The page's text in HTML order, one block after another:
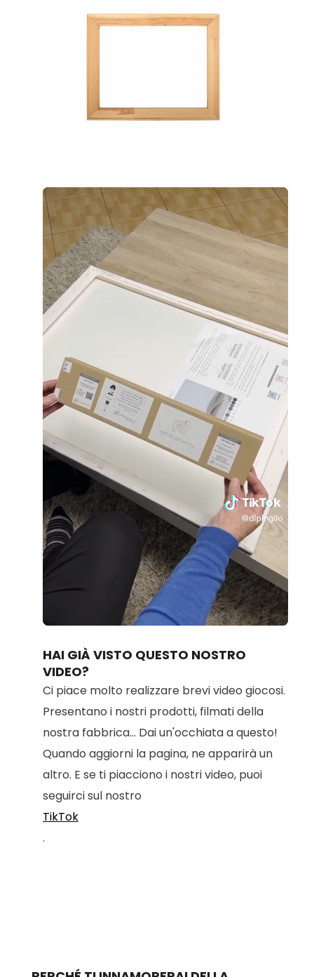
Loaded:
70.14%
HAI GIÀ VISTO QUESTO NOSTRO
VIDEO?
Ci piace molto realizzare brevi video giocosi.
Presentano i nostri prodotti, filmati della
nostra fabbrica... Dai un'occhiata a questo!
Quando aggiorni la pagina, ne apparirà un
altro. E se ti piacciono i nostri video, puoi
seguirci sul nostro
TikTok
.